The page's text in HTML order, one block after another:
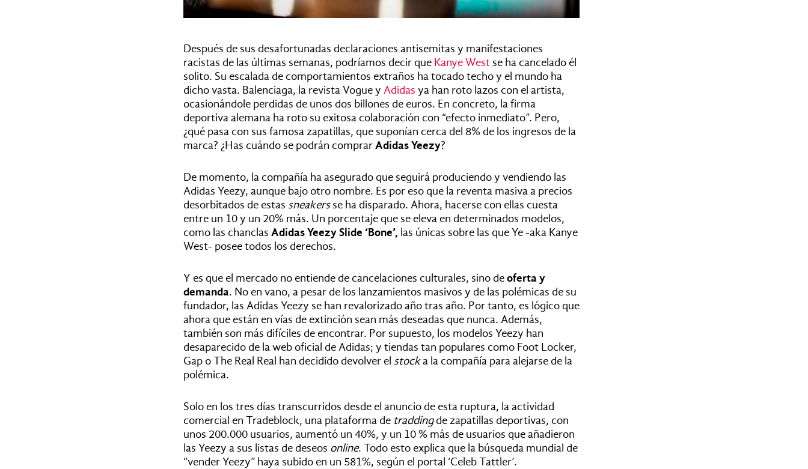
Después de sus desafortunadas declaraciones antisemitas y manifestaciones
racistas de las últimas semanas, podríamos decir que Kanye Westse ha cancelado él
solito. Su escalada de comportamientos extraños ha tocado techo y el mundo ha
dicho vasta. Balenciaga, la revista Vogue y Adidas ya han roto lazos con el artista,
ocasionándole perdidas de unos dos billones de euros. En concreto, la firma
deportiva alemana ha roto su exitosa colaboración con “efecto inmediato”. Pero,
¿qué pasa con sus famosa zapatillas, que suponían cerca del 8% de los ingresos de la
marca? ¿Has cuándo se podrán comprarAdidas Yeezy?
De momento, la compañía ha asegurado que seguirá produciendo y vendiendo las
Adidas Yeezy, aunque bajo otro nombre. Es por eso que la reventa masiva a precios
desorbitados de estas sneakersse ha disparado. Ahora, hacerse con ellas cuesta
entre un 10 y un 20% más. Un porcentaje que se eleva en determinados modelos,
como las chanclas Adidas Yeezy Slide ‘Bone’, las únicas sobre las que Ye -aka Kanye
West- posee todos los derechos.
Y es que el mercado no entiende de cancelaciones culturales, sino deoferta y
demanda. No en vano, a pesar de los lanzamientos masivos y de las polémicas de su
fundador, las Adidas Yeezy se han revalorizado año tras año. Por tanto, es lógico que
ahora que están en vías de extinción sean más deseadas que nunca. Además,
también son más difíciles de encontrar. Por supuesto, los modelos Yeezy han
desaparecido de la web oficial de Adidas; y tiendas tan populares como Foot Locker,
Gap o The Real Real han decidido devolver el stocka la compañía para alejarse de la
polémica.
Solo en los tres días transcurridos desde el anuncio de esta ruptura, la actividad
comercial en Tradeblock, una plataforma de traddingde zapatillas deportivas, con
unos 200.000 usuarios, aumentó un 40%, y un 10 % más de usuarios que añadieron
las Yeezy a sus listas de deseos online. Todo esto explica que la búsqueda mundial de
“vender Yeezy” haya subido en un 581%, según el portal ‘Celeb Tattler’.